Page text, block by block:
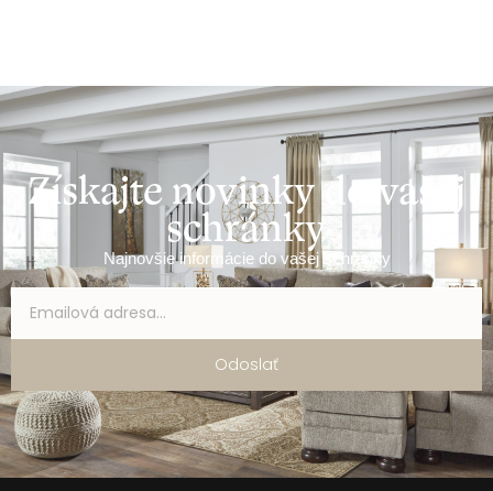
Získajte novinky do vašej
schránky
Najnovšie informácie do vašej schránky
Odoslať